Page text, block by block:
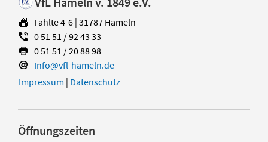
Fahlte 4-6 | 31787 Hameln
0 51 51 / 92 43 33
0 51 51 / 20 88 98
Info@vfl-hameln.de
Impressum | Datenschutz
Öffnungszeiten